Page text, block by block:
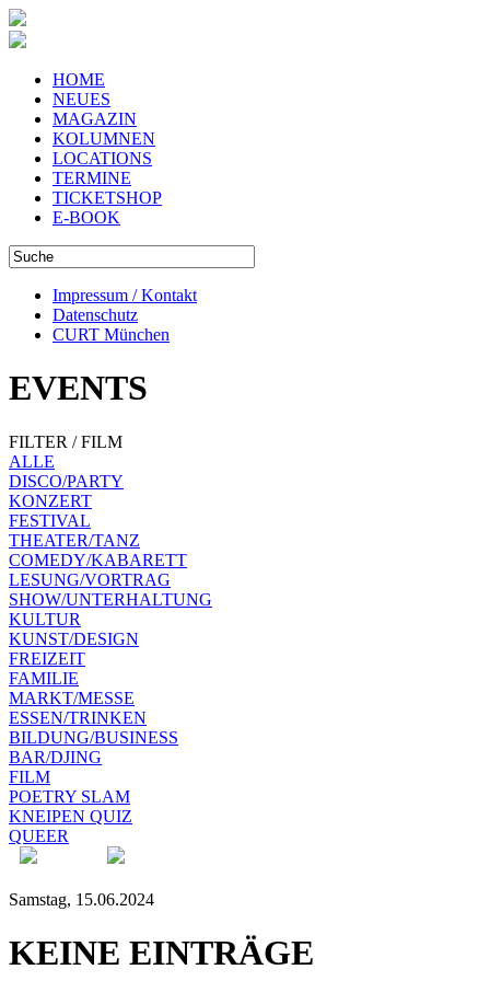
HOME
NEUES
MAGAZIN
KOLUMNEN
LOCATIONS
TERMINE
TICKETSHOP
E-BOOK
Impressum / Kontakt
Datenschutz
CURT München
EVENTS
FILTER / FILM
ALLE
DISCO/PARTY
KONZERT
FESTIVAL
THEATER/TANZ
COMEDY/KABARETT
LESUNG/VORTRAG
SHOW/UNTERHALTUNG
KULTUR
KUNST/DESIGN
FREIZEIT
FAMILIE
MARKT/MESSE
ESSEN/TRINKEN
BILDUNG/BUSINESS
BAR/DJING
FILM
POETRY SLAM
KNEIPEN QUIZ
QUEER
Samstag, 15.06.2024
KEINE EINTRÄGE